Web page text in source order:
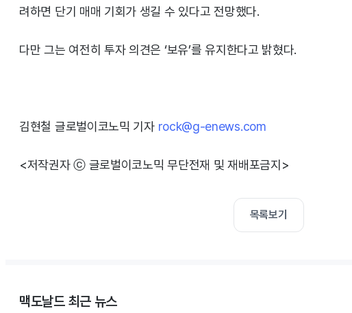
려하면 단기 매매 기회가 생길 수 있다고 전망했다.
다만 그는 여전히 투자 의견은 ‘보유’를 유지한다고 밝혔다.
김현철 글로벌이코노믹 기자 rock@g-enews.com
<저작권자 ⓒ 글로벌이코노믹 무단전재 및 재배포금지>
목록보기
맥도날드 최근 뉴스